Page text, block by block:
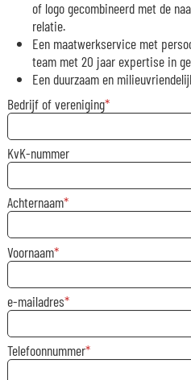
of logo gecombineerd met de
relatie.
Een maatwerkservice met
team met 20 jaar expertise in
Een duurzaam en
Bedrijf of vereniging
KvK-nummer
Achternaam
Voornaam
e-mailadres
Telefoonnummer